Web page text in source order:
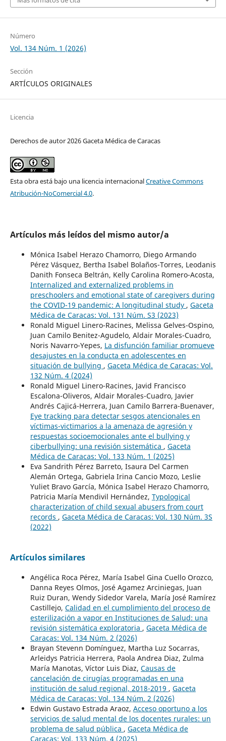
Número
Vol. 134 Núm. 1 (2026)
Sección
ARTÍCULOS ORIGINALES
Licencia
Derechos de autor 2026 Gaceta Médica de Caracas
Esta obra está bajo una licencia internacionalCreative Commons
Atribución-NoComercial 4.0.
Artículos más leídos del mismo autor/a
Mónica Isabel Herazo Chamorro, Diego Armando
Pérez Vásquez, Bertha Isabel Bolaños-Torres, Leodanis
Danith Fonseca Beltrán, Kelly Carolina Romero-Acosta,
Internalized and externalized problems in
preschoolers and emotional state of caregivers during
the COVID-19 pandemic: A longitudinal study , Gaceta
Médica de Caracas: Vol. 131 Núm. S3 (2023)
Ronald Miguel Linero-Racines, Melissa Gelves-Ospino,
Juan Camilo Benitez-Agudelo, Aldair Morales-Cuadro,
Noris Navarro-Yepes, La disfunción familiar promueve
desajustes en la conducta en adolescentes en
situación de bullying , Gaceta Médica de Caracas: Vol.
132 Núm. 4 (2024)
Ronald Miguel Linero-Racines, Javid Francisco
Escalona-Oliveros, Aldair Morales-Cuadro, Javier
Andrés Cajicá-Herrera, Juan Camilo Barrera-Buenaver,
Eye tracking para detectar sesgos atencionales en
víctimas-victimarios a la amenaza de agresión y
respuestas socioemocionales ante el bullying y
ciberbullying: una revisión sistemática , Gaceta
Médica de Caracas: Vol. 133 Núm. 1 (2025)
Eva Sandrith Pérez Barreto, Isaura Del Carmen
Alemán Ortega, Gabriela Irina Cancio Mozo, Leslie
Yuliet Bravo García, Mónica Isabel Herazo Chamorro,
Patricia María Mendivil Hernández, Typological
characterization of child sexual abusers from court
records , Gaceta Médica de Caracas: Vol. 130 Núm. 3S
(2022)
Artículos similares
Angélica Roca Pérez, María Isabel Gina Cuello Orozco,
Danna Reyes Olmos, José Agamez Arciniegas, Juan
Ruiz Duran, Wendy Sidedor Varela, María José Ramírez
Castillejo, Calidad en el cumplimiento del proceso de
esterilización a vapor en Instituciones de Salud: una
revisión sistemática exploratoria , Gaceta Médica de
Caracas: Vol. 134 Núm. 2 (2026)
Brayan Stevenn Domínguez, Martha Luz Socarras,
Arleidys Patricia Herrera, Paola Andrea Diaz, Zulma
María Manotas, Víctor Luis Diaz, Causas de
cancelación de cirugías programadas en una
institución de salud regional, 2018-2019 , Gaceta
Médica de Caracas: Vol. 134 Núm. 2 (2026)
Edwin Gustavo Estrada Araoz, Acceso oportuno a los
servicios de salud mental de los docentes rurales: un
problema de salud pública , Gaceta Médica de
Caracas: Vol. 133 Núm. 4 (2025)